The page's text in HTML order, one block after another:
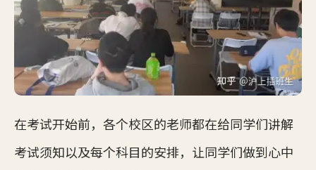
在考试开始前，各个校区的老师都在给同学们讲解
考试须知以及每个科目的安排，让同学们做到心中